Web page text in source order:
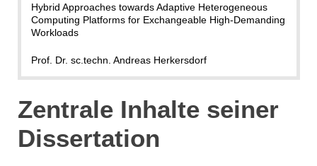
Hybrid Approaches towards Adaptive Heterogeneous
Computing Platforms for Exchangeable High-Demanding
Workloads
Prof. Dr. sc.techn. Andreas Herkersdorf
Zentrale Inhalte seiner
Dissertation